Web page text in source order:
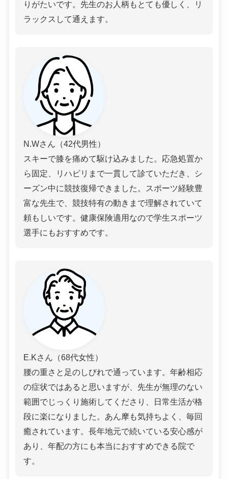
りがたいです。先生のお人柄もとても優しく、リ
ラックスして通えます。
N.Wさん（42代男性）
スキーで膝を痛めて駆け込みました。応急処置か
ら固定、リハビリまで一貫して診ていただき、シ
ーズン中に競技復帰できました。スポーツ経験豊
富な先生で、競技特有の動きまで理解されていて
頼もしいです。健康保険適用なので学生スポーツ
選手にもおすすめです。
E.Kさん（68代女性）
腰の重さと足のしびれで通っています。年齢相応
の症状ではあると思いますが、先生が無理のない
範囲でじっくり施術してくださり、日常生活が格
段に楽になりました。あん摩も気持ちよく、毎回
癒されています。長年地元で続いている安心感が
あり、年配の方にも本当におすすめできる院で
す。